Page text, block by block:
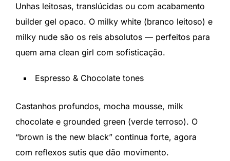
Unhas leitosas, translúcidas ou com acabamento
builder gel opaco. O milky white (branco leitoso) e
milky nude são os reis absolutos — perfeitos para
quem ama clean girl com sofisticação.
Espresso & Chocolate tones
Castanhos profundos, mocha mousse, milk
chocolate e grounded green (verde terroso). O
“brown is the new black” continua forte, agora
com reflexos sutis que dão movimento.